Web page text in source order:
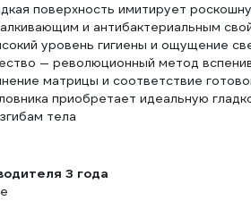
поверхность имитирует
и антибактериальным
уровень гигиены и ощущение
— революционный метод
матрицы и соответствие
приобретает идеальную
тела
3 года